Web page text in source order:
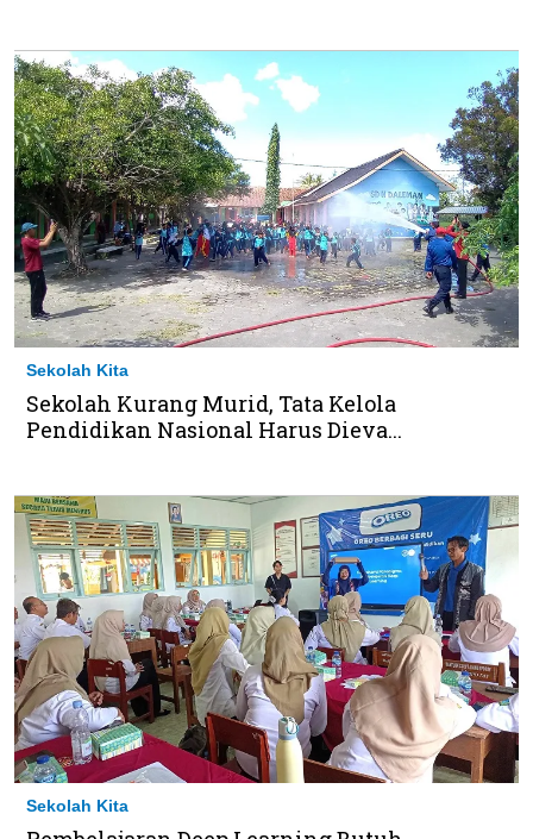
Sekolah Kita
Sekolah Kurang Murid, Tata Kelola
Pendidikan Nasional Harus Dieva...
Sekolah Kita